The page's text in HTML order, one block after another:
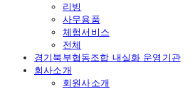
리빙
사무용품
체험서비스
전체
경기북부협동조합 내실화 운영기관
회사소개
회원사소개